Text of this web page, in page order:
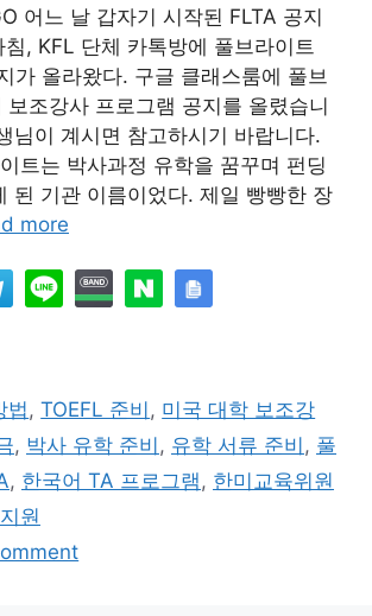
어느 날 갑자기 시작된 FLTA 공지
, KFL 단체 카톡방에 풀브라이트
가 올라왔다. 구글 클래스룸에 풀브
보조강사 프로그램 공지를 올렸습니
님이 계시면 참고하시기 바랍니다.
트는 박사과정 유학을 꿈꾸며 펀딩
된 기관 이름이었다. 제일 빵빵한 장
more
법,TOEFL 준비 , 미국 대학 보조강
, 박사 유학 준비 , 유학 서류 준비 , 풀
, 한국어 TA 프로그램, 한미교육위원
원